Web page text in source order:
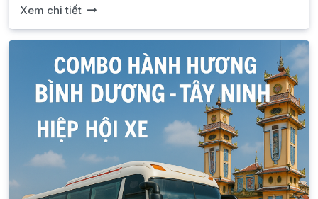
Xem chi tiết